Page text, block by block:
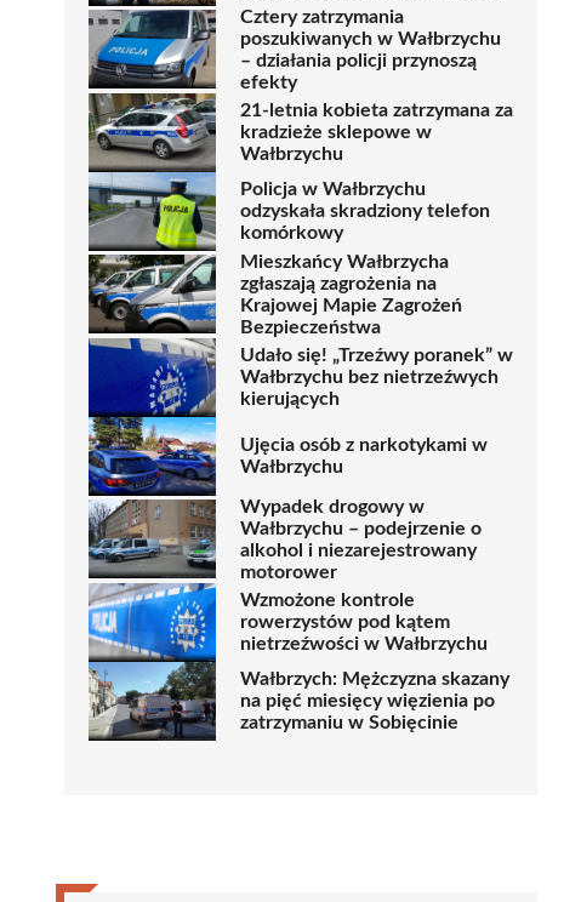
Cztery zatrzymania
poszukiwanych w Wałbrzychu
– działania policji przynoszą
efekty
21-letnia kobieta zatrzymana za
kradzieże sklepowe w
Wałbrzychu
Policja w Wałbrzychu
odzyskała skradziony telefon
komórkowy
Mieszkańcy Wałbrzycha
zgłaszają zagrożenia na
Krajowej Mapie Zagrożeń
Bezpieczeństwa
Udało się! „Trzeźwy poranek” w
Wałbrzychu bez nietrzeźwych
kierujących
Ujęcia osób z narkotykami w
Wałbrzychu
Wypadek drogowy w
Wałbrzychu – podejrzenie o
alkohol i niezarejestrowany
motorower
Wzmożone kontrole
rowerzystów pod kątem
nietrzeźwości w Wałbrzychu
Wałbrzych: Mężczyzna skazany
na pięć miesięcy więzienia po
zatrzymaniu w Sobięcinie